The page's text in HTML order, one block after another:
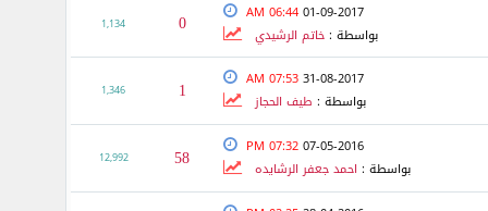
01-09-2017
06:44 AM
بواسطة :خاتم الرشيدي 0
1,134
31-08-2017
07:53 AM
بواسطة : طيف الحجاز 1
1,346
07-05-2016
07:32 PM
بواسطة : احمد جعفر الرشايده 58
12,992